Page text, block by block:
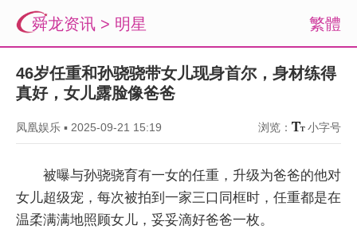
繁體
舜龙资讯 > 明星
46岁任重和孙骁骁带女儿现身首尔，身材练得
真好，女儿露脸像爸爸
凤凰娱乐 ▪ 2025-09-21 15:19 浏览： 小字号
被曝与孙骁骁育有一女的任重，升级为爸爸的他对
女儿超级宠，每次被拍到一家三口同框时，任重都是在
温柔满满地照顾女儿，妥妥滴好爸爸一枚。